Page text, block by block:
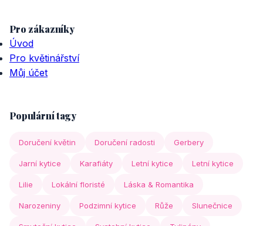
Pro zákazníky
Úvod
Pro květinářství
Můj účet
Populární tagy
Doručení květin Doručení radosti Gerbery
Jarní kytice Karafiáty Letní kytice Letní kytice
Lilie Lokální floristé Láska & Romantika
Narozeniny Podzimní kytice Růže Slunečnice